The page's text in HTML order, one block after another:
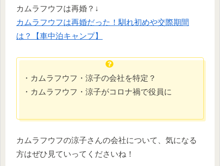
カムラフウフは再婚？↓
カムラフウフは再婚だった！馴れ初めや交際期間
は？【車中泊キャンプ】
・カムラフウフ・涼子の会社を特定？
・カムラフウフ・涼子がコロナ禍で役員に
カムラフウフの涼子さんの会社について、気になる
方はぜひ見ていってくださいね！